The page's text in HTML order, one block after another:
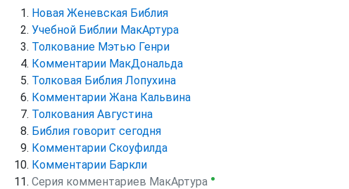
Новая Женевская Библия
Учебной Библии МакАртура
Толкование Мэтью Генри
Комментарии МакДональда
Толковая Библия Лопухина
Комментарии Жана Кальвина
Толкования Августина
Библия говорит сегодня
Комментарии Скоуфилда
Комментарии Баркли
Серия комментариев МакАртура ●